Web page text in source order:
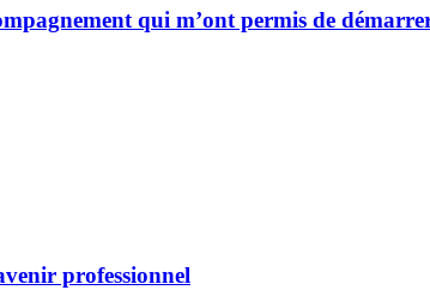
qui m’ont permis de
professionnel